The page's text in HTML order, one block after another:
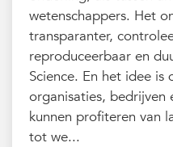
wetenschappers. Het
transparanter,
reproduceerbaar en
Science. En het idee is
organisaties, bedrijven
kunnen profiteren van
tot we...